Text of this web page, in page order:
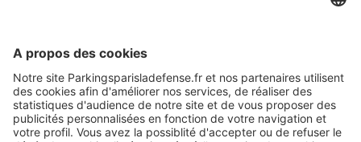
Informations pratiques
Nos services